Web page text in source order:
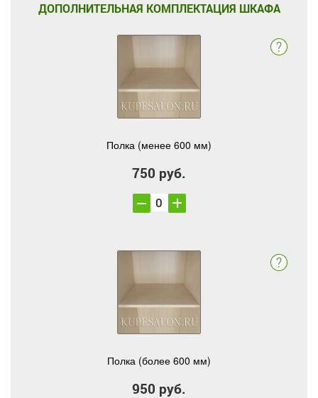
ДОПОЛНИТЕЛЬНАЯ КОМПЛЕКТАЦИЯ ШКАФА
Полка (менее 600 мм)
750 руб.
Полка (более 600 мм)
950 руб.